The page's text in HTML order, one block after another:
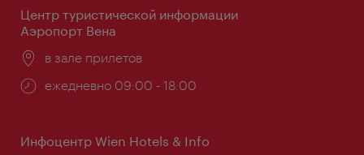
Центр туристической информации
Аэропорт Вена
Расположение:
в зале прилетов
Часы
ежедневно 09:00 - 18:00
Инфоцентр Wien Hotels & Info